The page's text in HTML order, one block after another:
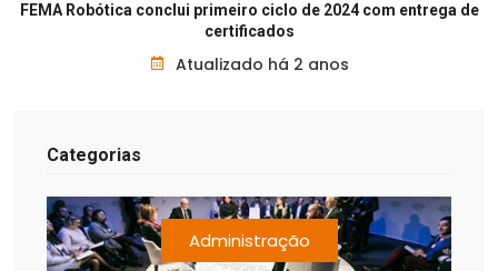
FEMA Robótica conclui primeiro ciclo de 2024 com entrega de
certificados
Atualizado há 2 anos
Categorias
Administração